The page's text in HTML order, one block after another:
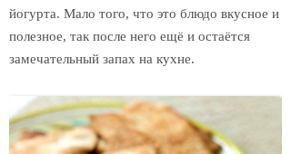
йогурта. Мало того, что это блюдо вкусное и
полезное, так после него ещё и остаётся
замечательный запах на кухне.